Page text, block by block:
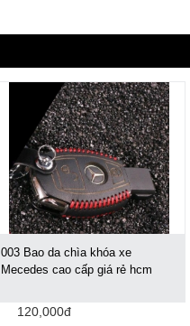
003 Bao da chìa khóa xe
Mecedes cao cấp giá rẻ hcm
120,000đ